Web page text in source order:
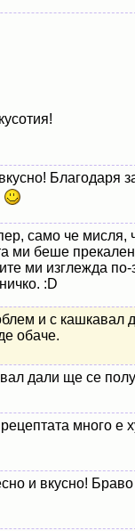
Благодаря
само че мисля,
ми беше
ми изглежда по-
:D
и с кашкавал
обаче.
дали ще се
много е
и вкусно! Браво